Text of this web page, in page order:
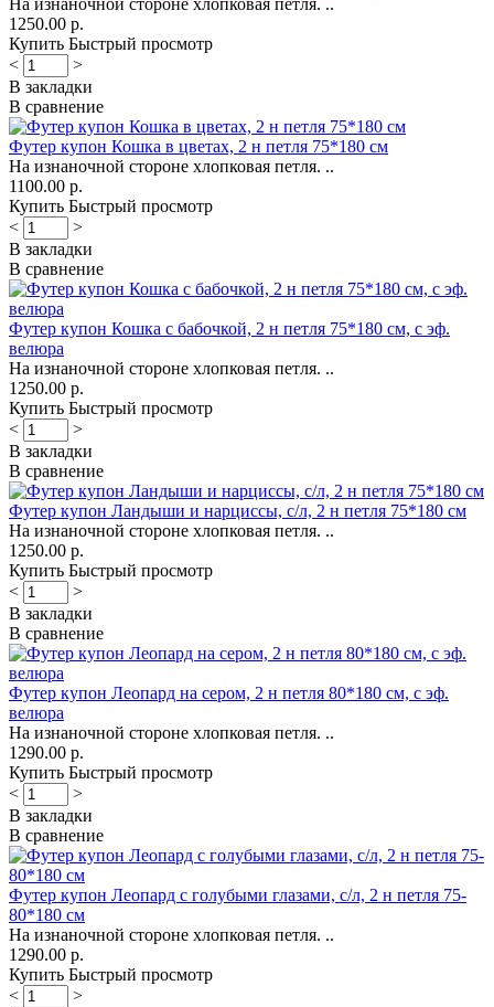
На изнаночной стороне хлопковая петля. ..
1250.00 р.
Купить Быстрый просмотр
<
>
В закладки
В сравнение
Футер купон Кошка в цветах, 2 н петля 75*180 см
На изнаночной стороне хлопковая петля. ..
1100.00 р.
Купить Быстрый просмотр
<
>
В закладки
В сравнение
Футер купон Кошка с бабочкой, 2 н петля 75*180 см, с эф.
велюра
На изнаночной стороне хлопковая петля. ..
1250.00 р.
Купить Быстрый просмотр
<
>
В закладки
В сравнение
Футер купон Ландыши и нарциссы, с/л, 2 н петля 75*180 см
На изнаночной стороне хлопковая петля. ..
1250.00 р.
Купить Быстрый просмотр
<
>
В закладки
В сравнение
Футер купон Леопард на сером, 2 н петля 80*180 см, с эф.
велюра
На изнаночной стороне хлопковая петля. ..
1290.00 р.
Купить Быстрый просмотр
<
>
В закладки
В сравнение
Футер купон Леопард с голубыми глазами, с/л, 2 н петля 75-
80*180 см
На изнаночной стороне хлопковая петля. ..
1290.00 р.
Купить Быстрый просмотр
<
>